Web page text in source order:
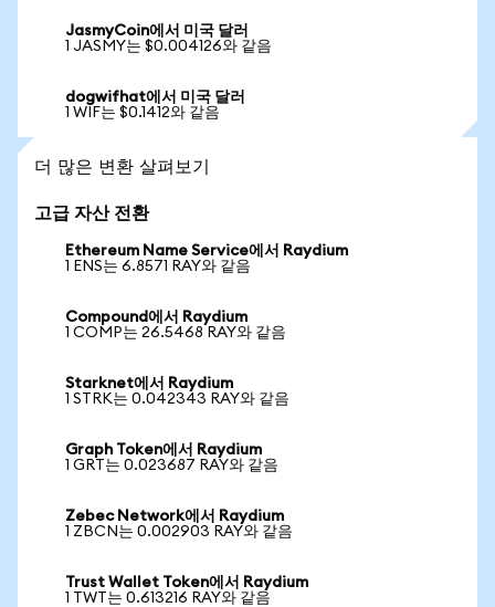
JasmyCoin에서 미국 달러
1 JASMY는 $0.004126와 같음
dogwifhat에서 미국 달러
1 WIF는 $0.1412와 같음
더 많은 변환 살펴보기
고급 자산 전환
Ethereum Name Service에서 Raydium
1 ENS는 6.8571 RAY와 같음
Compound에서 Raydium
1 COMP는 26.5468 RAY와 같음
Starknet에서 Raydium
1 STRK는 0.042343 RAY와 같음
Graph Token에서 Raydium
1 GRT는 0.023687 RAY와 같음
Zebec Network에서 Raydium
1 ZBCN는 0.002903 RAY와 같음
Trust Wallet Token에서 Raydium
1 TWT는 0.613216 RAY와 같음